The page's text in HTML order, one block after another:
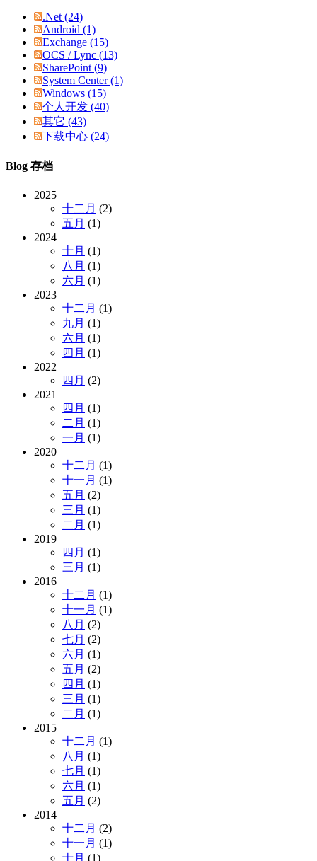
.Net (24)
Android (1)
Exchange (15)
OCS / Lync (13)
SharePoint (9)
System Center (1)
Windows (15)
个人开发 (40)
其它 (43)
下载中心 (24)
Blog 存档
2025
十二月 (2)
五月 (1)
2024
十月 (1)
八月 (1)
六月 (1)
2023
十二月 (1)
九月 (1)
六月 (1)
四月 (1)
2022
四月 (2)
2021
四月 (1)
二月 (1)
一月 (1)
2020
十二月 (1)
十一月 (1)
五月 (2)
三月 (1)
二月 (1)
2019
四月 (1)
三月 (1)
2016
十二月 (1)
十一月 (1)
八月 (2)
七月 (2)
六月 (1)
五月 (2)
四月 (1)
三月 (1)
二月 (1)
2015
十二月 (1)
八月 (1)
七月 (1)
六月 (1)
五月 (2)
2014
十二月 (2)
十一月 (1)
十月 (1)